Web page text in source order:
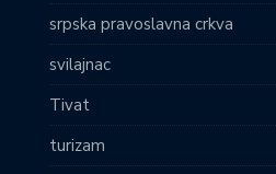
srpska pravoslavna crkva
svilajnac
Tivat
turizam